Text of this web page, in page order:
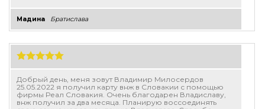
Мадина Братислава
Добрый день, меня зовут Владимир Милосердов
25.05.2022 я получил карту внж в Словакии с помощью
фирмы Реал Словакия. Очень благодарен Владиславу,
внж получил за два месяца. Планирую воссоединять